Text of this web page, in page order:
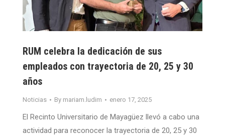
RUM celebra la dedicación de sus
empleados con trayectoria de 20, 25 y 30
años
Noticias By mariam.ludim enero 17, 2025
El Recinto Universitario de Mayagüez llevó a cabo una
actividad para reconocer la trayectoria de 20, 25 y 30